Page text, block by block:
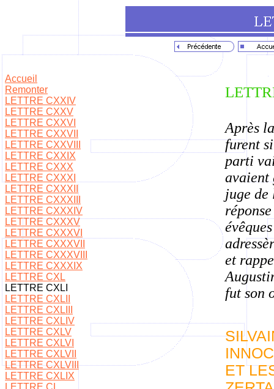
Accueil
Remonter
LETTRE CXXIV
LETTRE CXXV
LETTRE CXXVI
LETTRE CXXVII
LETTRE CXXVIII
LETTRE CXXIX
LETTRE CXXX
LETTRE CXXXI
LETTRE CXXXII
LETTRE CXXXIII
LETTRE CXXXIV
LETTRE CXXXV
LETTRE CXXXVI
LETTRE CXXXVII
LETTRE CXXXVIII
LETTRE CXXXIX
LETTRE CXL
LETTRE CXLI
LETTRE CXLII
LETTRE CXLIII
LETTRE CXLIV
LETTRE CXLV
LETTRE CXLVI
LETTRE CXLVII
LETTRE CXLVIII
LETTRE CXLIX
LETTRE CL
Après
furent
parti
avaient
juge de
et
fut son
ET